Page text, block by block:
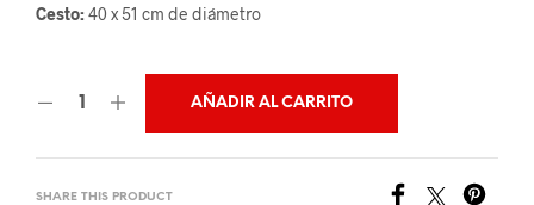
Cesto:40 x 51 cm de diámetro
AÑADIR AL CARRITO
SHARE THIS PRODUCT